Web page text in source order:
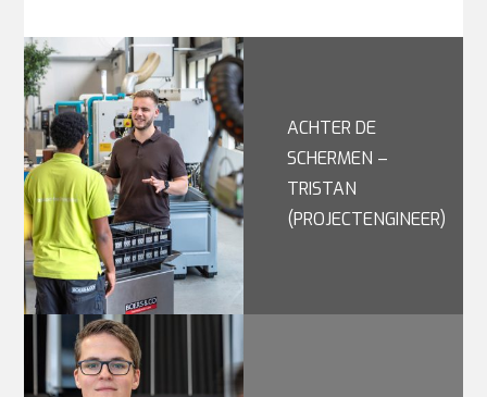
ACHTER DE
SCHERMEN –
TRISTAN
(PROJECTENGINEER)